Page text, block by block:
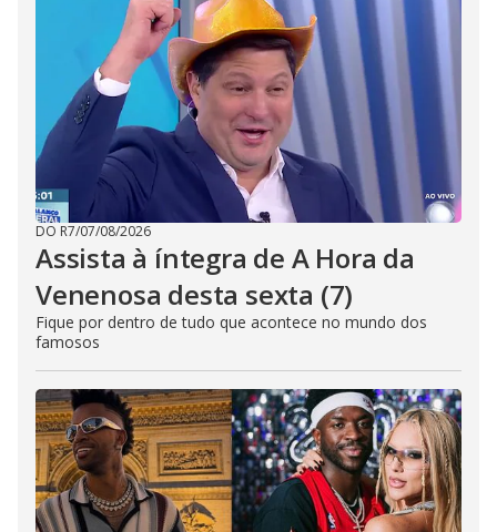
DO R7/07/08/2026
Assista à íntegra de A Hora da
Venenosa desta sexta (7)
Fique por dentro de tudo que acontece no mundo dos
famosos